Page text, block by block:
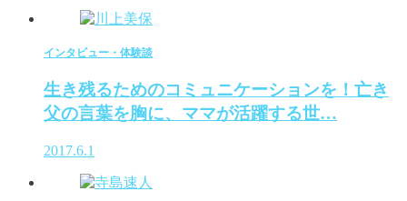
インタビュー・体験談
生き残るためのコミュニケーションを！亡き
父の言葉を胸に、ママが活躍する世…
2017.6.1